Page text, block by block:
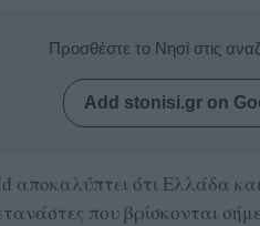
Προσθέστε το Νησί στις
Add stonisi.gr on
αποκαλύπτει ότι Ελλάδα και
που βρίσκονται